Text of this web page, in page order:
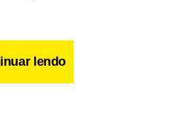
lendo